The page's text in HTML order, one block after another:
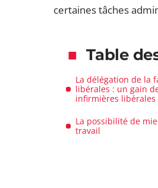
certaines tâches
Table
La délégation de la
libérales : un gain
infirmières libérales
La possibilité de
travail